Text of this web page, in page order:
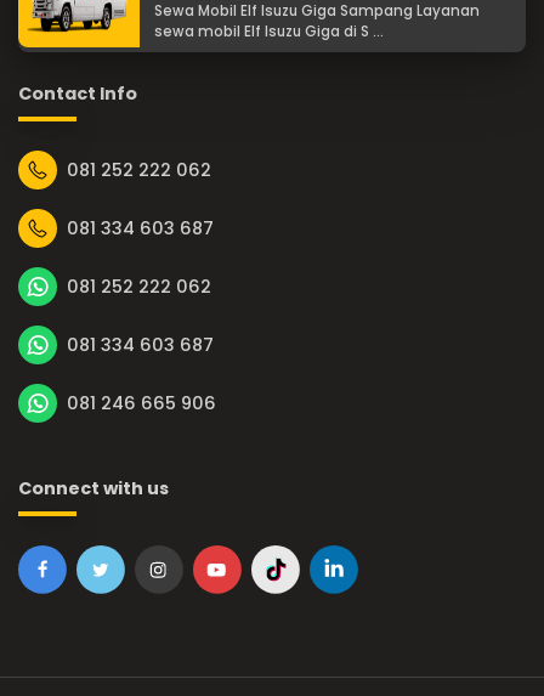
Sewa Mobil Elf Isuzu Giga Sampang Layanan
sewa mobil Elf Isuzu Giga di S ...
Contact Info
081 252 222 062
081 334 603 687
081 252 222 062
081 334 603 687
081 246 665 906
Connect with us